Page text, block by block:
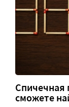
Спичечная
сможете